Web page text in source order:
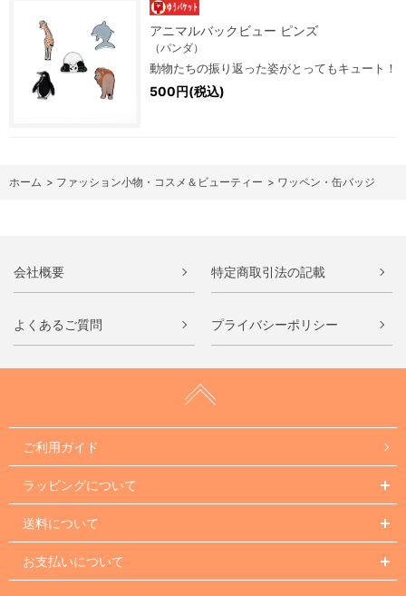
アニマルバックビュー ピンズ
（パンダ）
動物たちの振り返った姿がとってもキュート！
500円(税込)
ホーム > ファッション小物・コスメ＆ビューティー > ワッペン・缶バッジ
会社概要 特定商取引法の記載
よくあるご質問 プライバシーポリシー
ご利用ガイド
ラッピングについて
送料について
お支払いについて